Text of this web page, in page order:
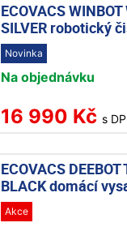
ECOVACS
SILVER robotický
Novinka
Na objednávku
16 990 Kč s
ECOVACS
BLACK domácí
Akce